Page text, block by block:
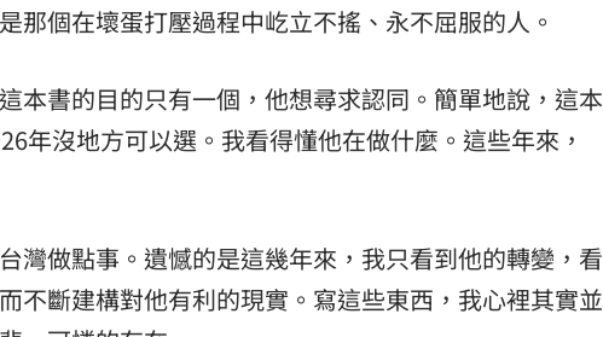
那個在壞蛋打壓過程中屹立不搖、永不屈服的人。
本書的目的只有一個，他想尋求認同。簡單地說，這本
年沒地方可以選。我看得懂他在做什麼。這些年來，
灣做點事。遺憾的是這幾年來，我只看到他的轉變，看
不斷建構對他有利的現實。寫這些東西，我心裡其實並